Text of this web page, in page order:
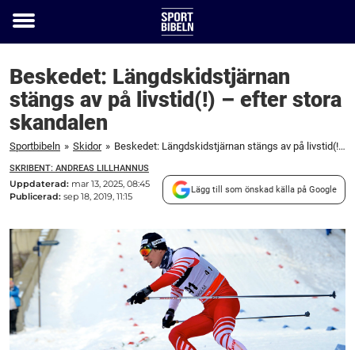
Toggle
Beskedet: Längdskidstjärnan
stängs av på livstid(!) – efter stora
skandalen
Sportbibeln » Skidor » Beskedet: Längdskidstjärnan stängs av på livstid(!) - efter stora skandalen
SKRIBENT: ANDREAS LILLHANNUS
Uppdaterad: mar 13, 2025, 08:45
Publicerad: sep 18, 2019, 11:15
Lägg till som önskad källa på Google